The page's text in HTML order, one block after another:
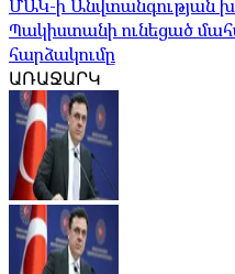
ՄԱԿ-ի Անվտանգության
Պակիստանի ունեցած
հարձակումը
ԱՌԱՋԱՐԿ